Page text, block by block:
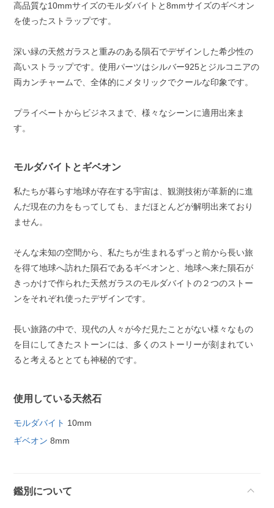
高品質な10mmサイズのモルダバイトと8mmサイズのギベオン
を使ったストラップです。
深い緑の天然ガラスと重みのある隕石でデザインした希少性の
高いストラップです。使用パーツはシルバー925とジルコニアの
両カンチャームで、全体的にメタリックでクールな印象です。
プライベートからビジネスまで、様々なシーンに適用出来ま
す。
モルダバイトとギベオン
私たちが暮らす地球が存在する宇宙は、観測技術が革新的に進
んだ現在の力をもってしても、まだほとんどが解明出来ており
ません。
そんな未知の空間から、私たちが生まれるずっと前から長い旅
を得て地球へ訪れた隕石であるギベオンと、地球へ来た隕石が
きっかけで作られた天然ガラスのモルダバイトの２つのストー
ンをそれぞれ使ったデザインです。
長い旅路の中で、現代の人々が今だ見たことがない様々なもの
を目にしてきたストーンには、多くのストーリーが刻まれてい
ると考えるととても神秘的です。
使用している天然石
モルダバイト 10mm
ギベオン 8mm
鑑別について